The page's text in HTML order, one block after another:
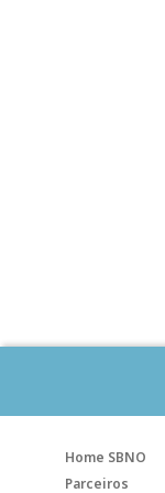
Home SBNO
Parceiros